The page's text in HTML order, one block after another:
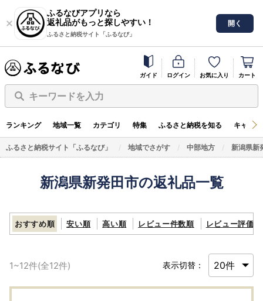
ふるなびアプリなら
返礼品がもっと探しやすい！
ふるさと納税サイト「ふるなび」
開く
ガイド ログイン お気に入り カート
キーワードを入力
ランキング 地域一覧 カテゴリ 特集 ふるさと納税を知る キャン
ふるさと納税サイト「ふるなび」 地域でさがす 中部地方 新潟県新
新潟県新発田市の返礼品一覧
おすすめ順 安い順 高い順 レビュー件数順 レビュー評価順
1~12件(全12件) 表示切替：